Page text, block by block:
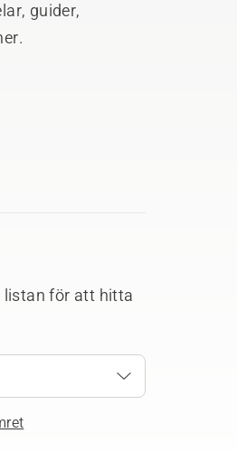
guider,
listan för att hitta